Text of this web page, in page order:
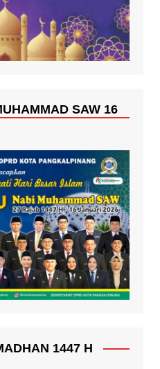
SAW 16
1447 H